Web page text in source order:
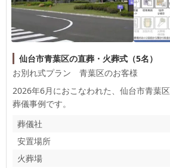
仙台市青葉区の直葬・火葬式（5名）
お別れ式プラン 青葉区のお客様
2026年6月におこなわれた、 仙台市青葉区
葬儀事例です。
葬儀社
安置場所
火葬場